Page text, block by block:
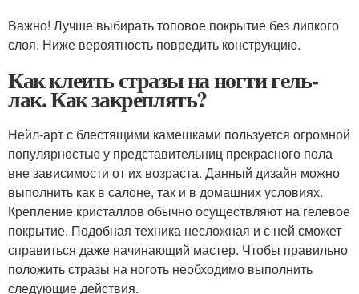
Важно! Лучше выбирать топовое покрытие без липкого
слоя. Ниже вероятность повредить конструкцию.
Как клеить стразы на ногти гель-
лак. Как закреплять?
Нейл-арт с блестящими камешками пользуется огромной
популярностью у представительниц прекрасного пола
вне зависимости от их возраста. Данный дизайн можно
выполнить как в салоне, так и в домашних условиях.
Крепление кристаллов обычно осуществляют на гелевое
покрытие. Подобная техника несложная и с ней сможет
справиться даже начинающий мастер. Чтобы правильно
положить стразы на ноготь необходимо выполнить
следующие действия.